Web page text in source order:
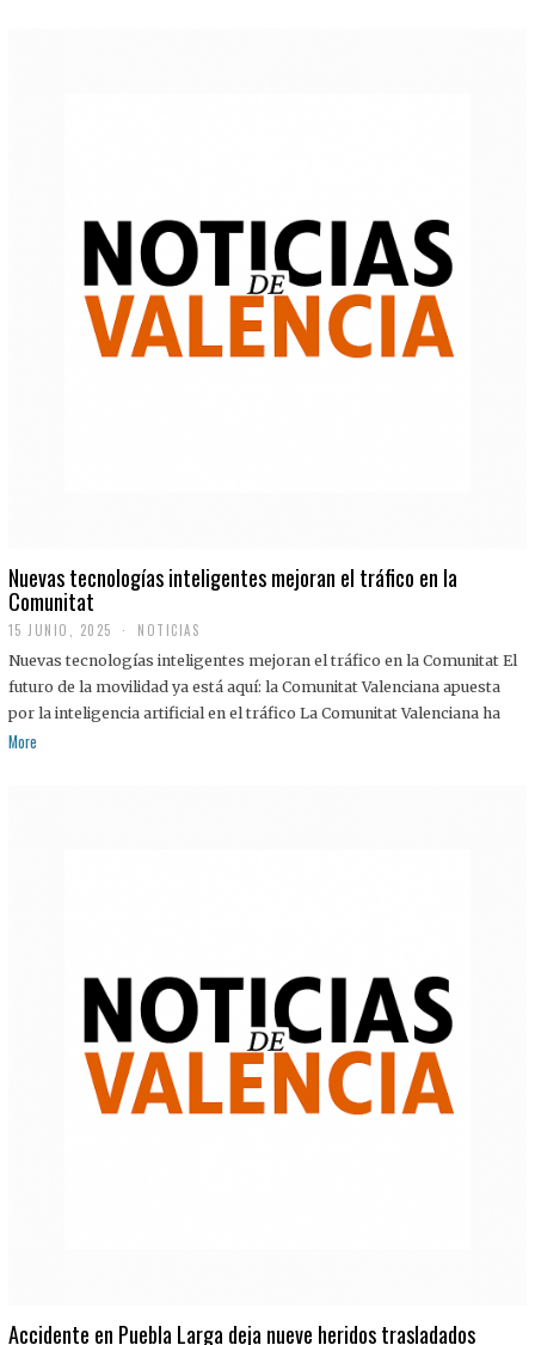
Nuevas tecnologías inteligentes mejoran el tráfico en la
Comunitat
15 JUNIO, 2025 NOTICIAS
Nuevas tecnologías inteligentes mejoran el tráfico en la Comunitat El
futuro de la movilidad ya está aquí: la Comunitat Valenciana apuesta
por la inteligencia artificial en el tráfico La Comunitat Valenciana ha
More
Accidente en Puebla Larga deja nueve heridos trasladados